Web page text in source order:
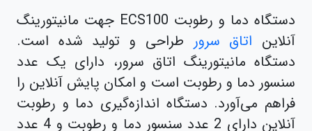
دستگاه دما و رطوبت ECS100 جهت مانیتورینگ
آنلاین اتاق سرور طراحی و تولید شده است.
دستگاه مانیتورینگ اتاق سرور، دارای یک عدد
سنسور دما و رطوبت است و امکان پایش آنلاین را
فراهم می‌آورد. دستگاه اندازه‌گیری دما و رطوبت
آنلاین دارای 2 عدد سنسور دما و رطوبت و 4 عدد